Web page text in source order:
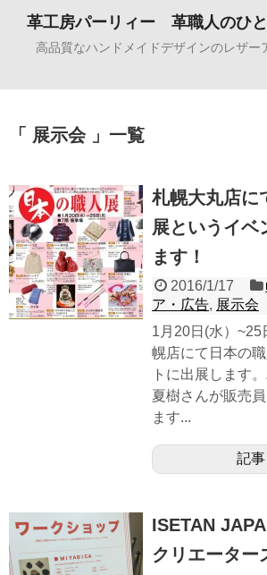
革工房パーリィー 革職人のひ
高品質なハンドメイドデザインのレザ
展示会 一覧
札幌大丸店に
展というイベ
ます！
2016/1/17
ア・広告, 展示会
1月20日(水）~25
幌店にて日本の
トに出展します
夏樹さんが販売
ます...
記
ISETAN
クリエーター